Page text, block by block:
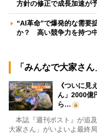
方針の修正で成長加速が
“AI革命”で爆発的な需要
か？ 高い競争力を持つ
「みんなで大家さ
《ついに見
ん」2000億
ら…
本誌『週刊ポスト』が追
大家さん」がいよいよ最終